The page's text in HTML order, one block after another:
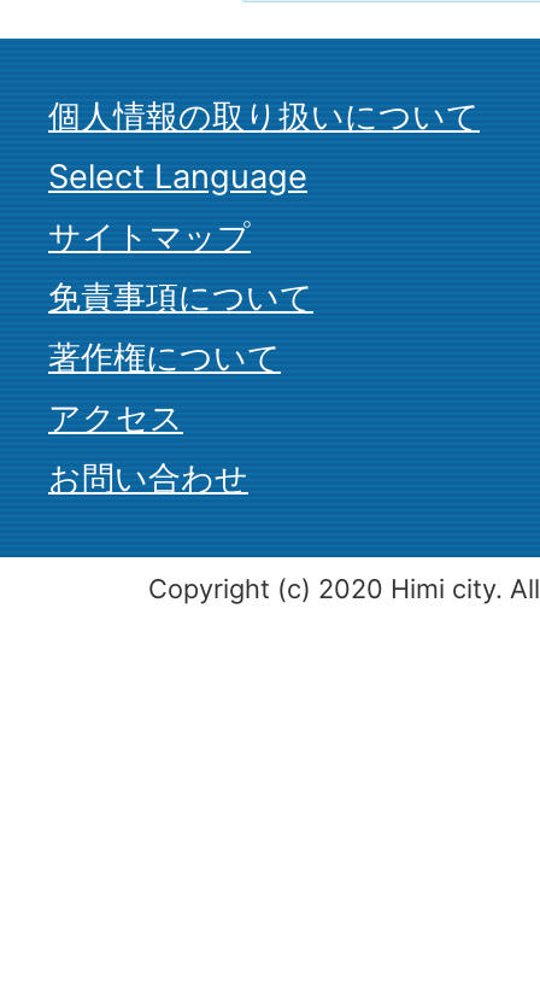
個人情報の取り扱いについて
Select Language
サイトマップ
免責事項について
著作権について
アクセス
お問い合わせ
Copyright (c) 2020 Himi city.